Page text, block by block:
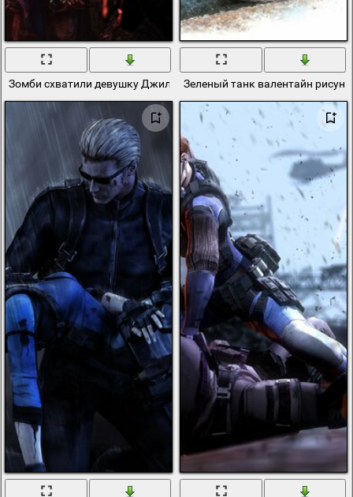
Зомби схватили девушку Джилл в игре resident evil 5
Зеленый танк валентайн